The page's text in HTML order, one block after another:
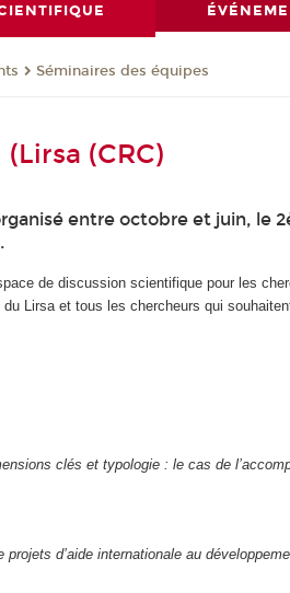
Séminaires des équipes
(CRC)
entre octobre et juin, le
de discussion scientifique pour les
du Lirsa et tous les chercheurs qui
clés et typologie : le cas de
d’aide internationale au